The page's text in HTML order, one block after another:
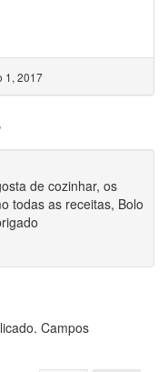
1, 2017
de cozinhar, os
todas as receitas, Bolo
Campos